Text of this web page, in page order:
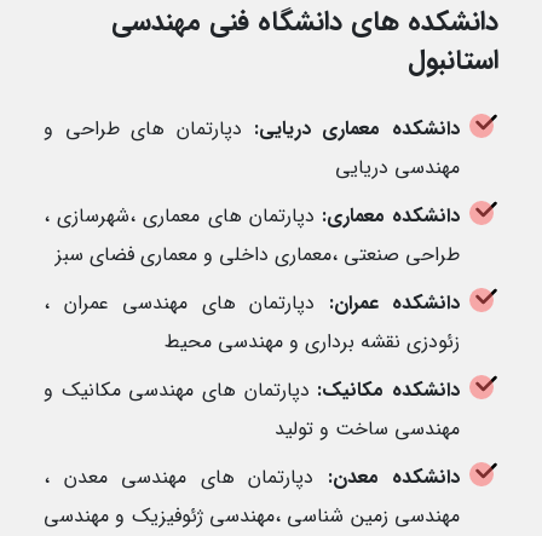
دانشکده های دانشگاه فنی مهندسی
استانبول
دانشکده معماری دریایی: دپارتمان های طراحی و
مهندسی دریایی
دانشکده معماری: دپارتمان های معماری ،شهرسازی ،
طراحی صنعتی ،معماری داخلی و معماری فضای سبز
دانشکده عمران: دپارتمان های مهندسی عمران ،
زئودزی نقشه برداری و مهندسی محیط
دانشکده مکانیک: دپارتمان های مهندسی مکانیک و
مهندسی ساخت و تولید
دانشکده معدن: دپارتمان های مهندسی معدن ،
مهندسی زمین شناسی ،مهندسی ژئوفیزیک و مهندسی